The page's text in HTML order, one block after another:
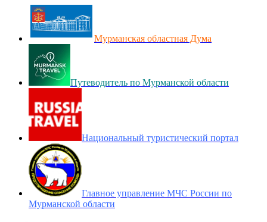
Мурманская областная Дума
Путеводитель по Мурманской области
Национальный туристический портал
Главное управление МЧС России по
Мурманской области